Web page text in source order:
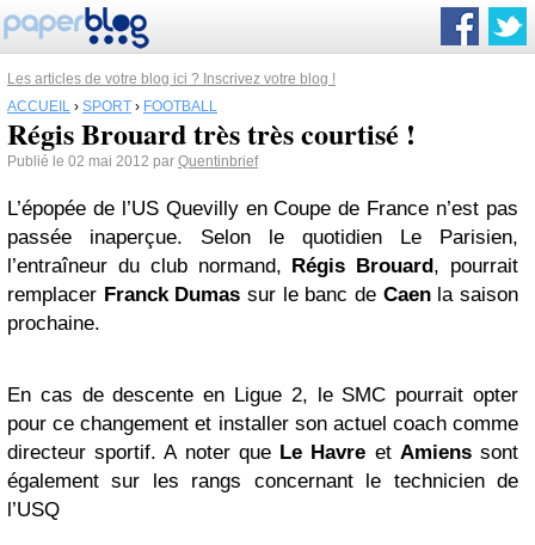
Les articles de votre blog ici ? Inscrivez votre blog !
ACCUEIL › SPORT › FOOTBALL
Régis Brouard très très courtisé !
Publié le 02 mai 2012 par Quentinbrief
L’épopée de l’US Quevilly en Coupe de France n’est pas
passée inaperçue. Selon le quotidien Le Parisien,
l’entraîneur du club normand, Régis Brouard, pourrait
remplacer Franck Dumas sur le banc de Caenla saison
prochaine.
En cas de descente en Ligue 2, le SMC pourrait opter
pour ce changement et installer son actuel coach comme
directeur sportif. A noter que Le Havre et Amienssont
également sur les rangs concernant le technicien de
l’USQ